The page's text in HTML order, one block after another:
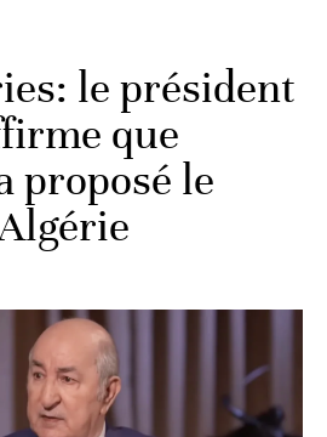
le président
que
proposé le